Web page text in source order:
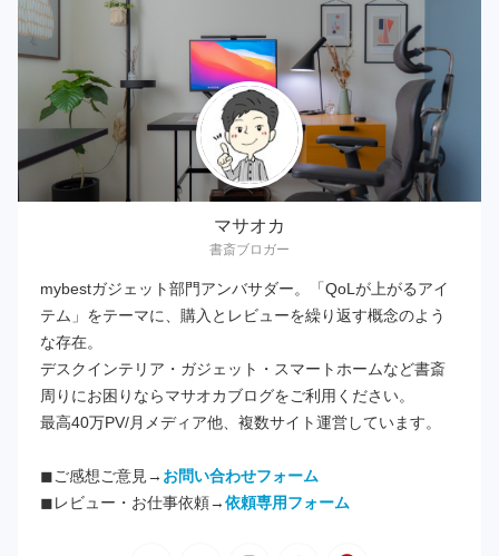
マサオカ
書斎ブロガー
mybestガジェット部門アンバサダー。「QoLが上がるアイ
テム」をテーマに、購入とレビューを繰り返す概念のよう
な存在。
デスクインテリア・ガジェット・スマートホームなど書斎
周りにお困りならマサオカブログをご利用ください。
最高40万PV/月メディア他、複数サイト運営しています。
◼︎ご感想ご意見→ お問い合わせフォーム
◼︎レビュー・お仕事依頼→ 依頼専用フォーム